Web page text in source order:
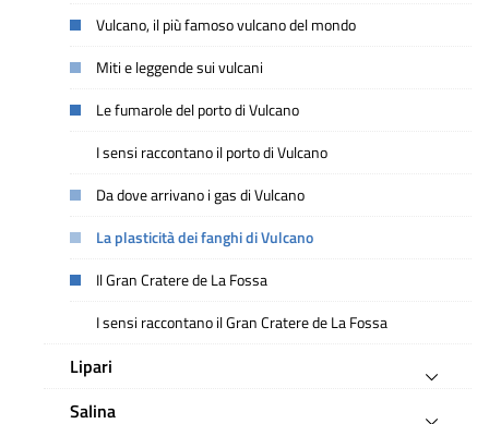
Vulcano, il più famoso vulcano del mondo
Miti e leggende sui vulcani
Le fumarole del porto di Vulcano
I sensi raccontano il porto di Vulcano
Da dove arrivano i gas di Vulcano
La plasticità dei fanghi di Vulcano
Il Gran Cratere de La Fossa
I sensi raccontano il Gran Cratere de La Fossa
Lipari
Salina